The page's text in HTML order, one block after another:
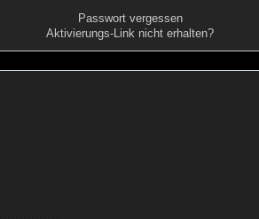
Passwort vergessen
Aktivierungs-Link nicht erhalten?